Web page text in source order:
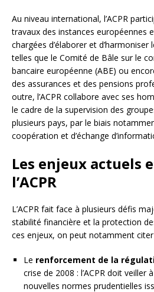
Au niveau international, l’ACPR
travaux des instances européennes
chargées d’élaborer et
telles que le Comité de Bâle sur le
bancaire européenne (ABE) ou
des assurances et des pensions
outre, l’ACPR collabore avec ses
le cadre de la supervision des
plusieurs pays, par le biais
coopération et d’échange
Les enjeux actuels
l’ACPR
L’ACPR fait face à plusieurs défis
stabilité financière et la protection
ces enjeux, on peut notamment citer
Le renforcement de la
crise de 2008 : l’ACPR doit veiller
nouvelles normes prudentielles